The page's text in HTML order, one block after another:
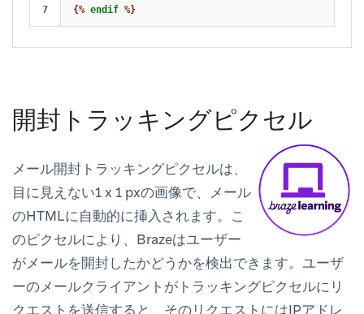
{% endif %}
開封トラッキングピクセル
メール開封トラッキングピクセルは、
目に見えない1 x 1 pxの画像で、メール
のHTMLに自動的に挿入されます。こ
のピクセルにより、Brazeはユーザー
がメールを開封したかどうかを検出できます。ユーザ
ーのメールクライアントがトラッキングピクセルにリ
クエストを送信すると、そのリクエストにはIPアドレ